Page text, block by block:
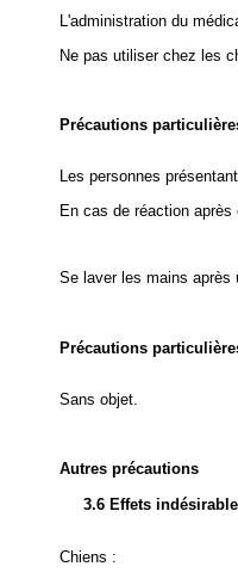
L'administration du
Ne pas utiliser chez les
Précautions
Les personnes
En cas de réaction après
Se laver les mains après
Précautions
Sans objet.
Autres précautions
3.6 Effets
Chiens :